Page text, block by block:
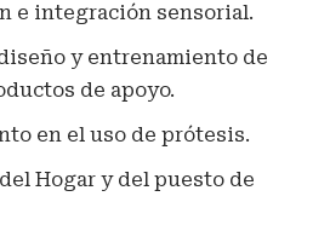
e integración sensorial.
y entrenamiento de
de apoyo.
en el uso de prótesis.
Hogar y del puesto de